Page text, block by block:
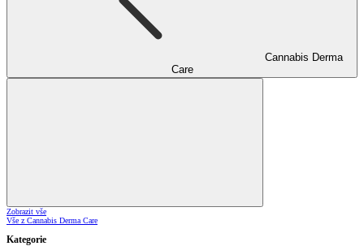
Cannabis Derma
Care
Zobrazit vše
Vše z Cannabis Derma Care
Kategorie